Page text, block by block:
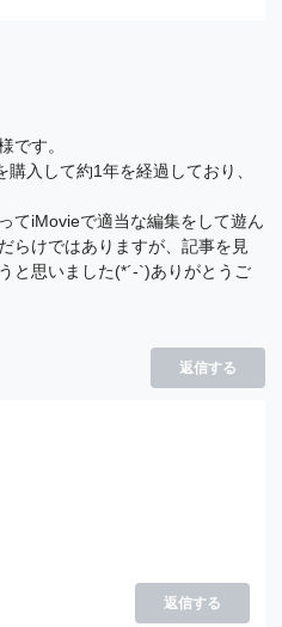
です。
入して約1年を経過しており、
てiMovieで適当な編集をして遊ん
らけではありますが、記事を見
と思いました(*´-`)ありがとうご
返信する
返信する